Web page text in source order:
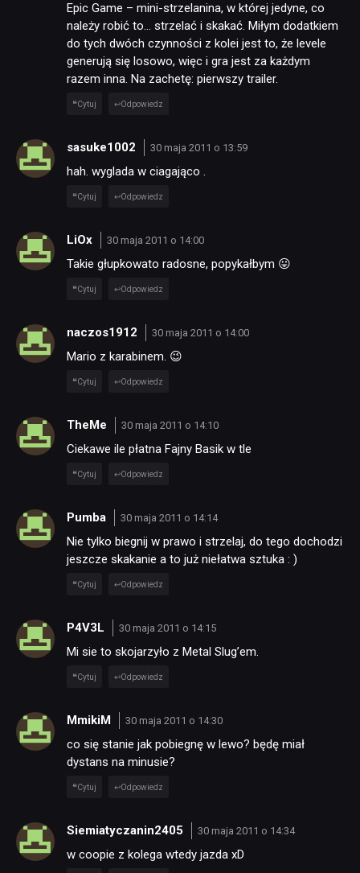
RECENZJE
PUBLICYSTYKA
KULTURA
RETRO
TECHNOLOGIE
JUŻ GRALIŚMY
SKLEP
Epic Game – mini-strzelanina, w której jedyne, co
należy robić to… strzelać i skakać. Miłym dodatkiem
do tych dwóch czynności z kolei jest to, że levele
generują się losowo, więc i gra jest za każdym
razem inna. Na zachetę: pierwszy trailer.
Cytuj Odpowiedz
sasuke1002 30 maja 2011 o 13:59
hah. wyglada w ciagająco .
Cytuj Odpowiedz
LiOx 30 maja 2011 o 14:00
Takie głupkowato radosne, popykałbym 😛
Cytuj Odpowiedz
naczos1912 30 maja 2011 o 14:00
Mario z karabinem. 😉
Cytuj Odpowiedz
TheMe 30 maja 2011 o 14:10
Ciekawe ile płatna Fajny Basik w tle
Cytuj Odpowiedz
Pumba 30 maja 2011 o 14:14
Nie tylko biegnij w prawo i strzelaj, do tego dochodzi
jeszcze skakanie a to już niełatwa sztuka : )
Cytuj Odpowiedz
P4V3L 30 maja 2011 o 14:15
Mi sie to skojarzyło z Metal Slug’em.
Cytuj Odpowiedz
MmikiM 30 maja 2011 o 14:30
co się stanie jak pobiegnę w lewo? będę miał
dystans na minusie?
Cytuj Odpowiedz
Siemiatyczanin2405 30 maja 2011 o 14:34
w coopie z kolega wtedy jazda xD